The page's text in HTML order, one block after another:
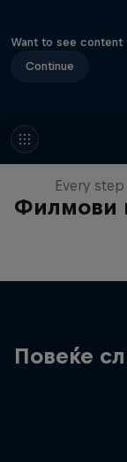
Want to see content
Continue
Филмови
A
Every
Повеќе